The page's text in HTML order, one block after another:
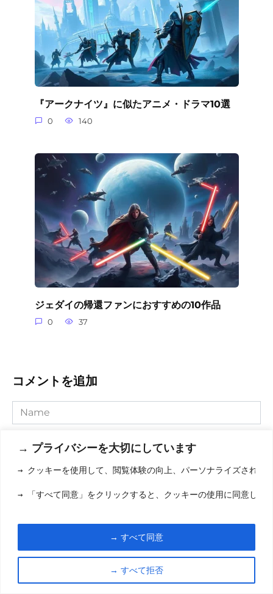
→ プライバシーを大切にしています
→ クッキーを使用して、閲覧体験の向上、パーソナライズされた
→ 「すべて同意」をクリックすると、クッキーの使用に同意した
→ すべて拒否
→ すべて同意
『アークナイツ』に似たアニメ・ドラマ10選
0 140
ジェダイの帰還ファンにおすすめの10作品
0 37
コメントを追加
Name
Comment
Save my name, email, and website in this browser for the
next time I comment.